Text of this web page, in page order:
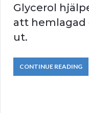
Glycerol
att hemlagad
ut.
CONTINUE READING